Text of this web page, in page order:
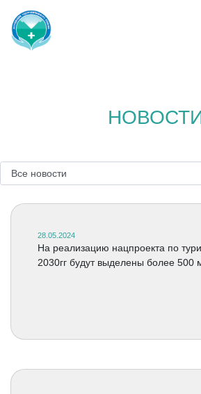
28.05.2024
На реализацию нацпроекта по
2030гг будут выделены более 500